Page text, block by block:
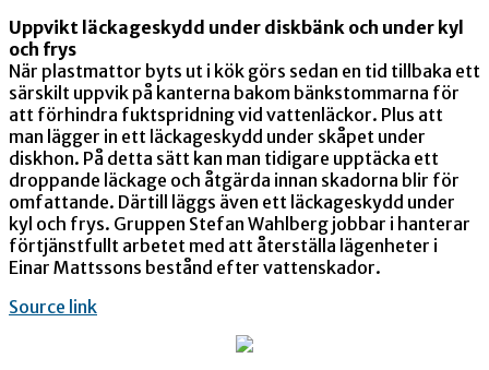
Uppvikt läckageskydd under diskbänk och under kyl
och frys
När plastmattor byts ut i kök görs sedan en tid tillbaka ett
särskilt uppvik på kanterna bakom bänkstommarna för
att förhindra fuktspridning vid vattenläckor. Plus att
man lägger in ett läckageskydd under skåpet under
diskhon. På detta sätt kan man tidigare upptäcka ett
droppande läckage och åtgärda innan skadorna blir för
omfattande. Därtill läggs även ett läckageskydd under
kyl och frys. Gruppen Stefan Wahlberg jobbar i hanterar
förtjänstfullt arbetet med att återställa lägenheter i
Einar Mattssons bestånd efter vattenskador.
Source link